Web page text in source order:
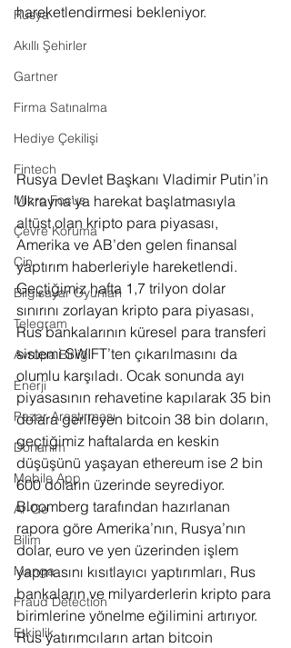
Rusya
Akıllı Şehirler
Gartner
Firma Satınalma
Hediye Çekilişi
Fintech
Micro Focus
Çevre Koruma
Çin
Bilgisayar Oyunları
Telegram
Avrupa Birliği
Enerji
Pazar Araştırması
Donanım
Mobile App
Ar-Ge
Bilim
Manga
Fraud Detection
Etkinlik
hareketlendirmesi bekleniyor.
Rusya Devlet Başkanı Vladimir Putin’in
Ukrayna’ya harekat başlatmasıyla
altüst olan kripto para piyasası,
Amerika ve AB’den gelen finansal
yaptırım haberleriyle hareketlendi.
Geçtiğimiz hafta 1,7 trilyon dolar
sınırını zorlayan kripto para piyasası,
Rus bankalarının küresel para transferi
sistemi SWIFT’ten çıkarılmasını da
olumlu karşıladı. Ocak sonunda ayı
piyasasının rehavetine kapılarak 35 bin
dolara gerileyen bitcoin 38 bin doların,
geçtiğimiz haftalarda en keskin
düşüşünü yaşayan ethereum ise 2 bin
600 doların üzerinde seyrediyor.
Bloomberg tarafından hazırlanan
rapora göre Amerika’nın, Rusya’nın
dolar, euro ve yen üzerinden işlem
yapmasını kısıtlayıcı yaptırımları, Rus
bankaların ve milyarderlerin kripto para
birimlerine yönelme eğilimini artırıyor.
Rus yatırımcıların artan bitcoin